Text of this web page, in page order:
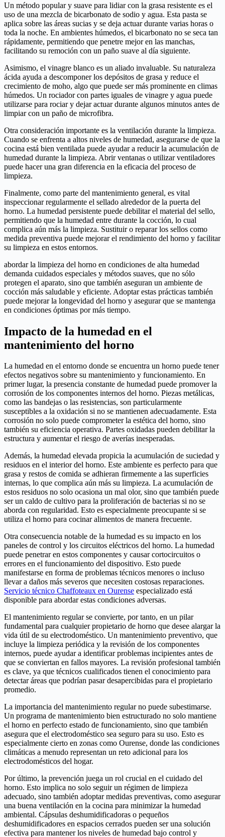
Un método popular y suave para lidiar con la grasa resistente es el
uso de una mezcla de bicarbonato de sodio y agua. Esta pasta se
aplica sobre las áreas sucias y se deja actuar durante varias horas o
toda la noche. En ambientes húmedos, el bicarbonato no se seca tan
rápidamente, permitiendo que penetre mejor en las manchas,
facilitando su remoción con un paño suave al día siguiente.
Asimismo, el vinagre blanco es un aliado invaluable. Su naturaleza
ácida ayuda a descomponer los depósitos de grasa y reduce el
crecimiento de moho, algo que puede ser más prominente en climas
húmedos. Un rociador con partes iguales de vinagre y agua puede
utilizarse para rociar y dejar actuar durante algunos minutos antes de
limpiar con un paño de microfibra.
Otra consideración importante es la ventilación durante la limpieza.
Cuando se enfrenta a altos niveles de humedad, asegurarse de que la
cocina está bien ventilada puede ayudar a reducir la acumulación de
humedad durante la limpieza. Abrir ventanas o utilizar ventiladores
puede hacer una gran diferencia en la eficacia del proceso de
limpieza.
Finalmente, como parte del mantenimiento general, es vital
inspeccionar regularmente el sellado alrededor de la puerta del
horno. La humedad persistente puede debilitar el material del sello,
permitiendo que la humedad entre durante la cocción, lo cual
complica aún más la limpieza. Sustituir o reparar los sellos como
medida preventiva puede mejorar el rendimiento del horno y facilitar
su limpieza en estos entornos.
abordar la limpieza del horno en condiciones de alta humedad
demanda cuidados especiales y métodos suaves, que no sólo
protegen el aparato, sino que también aseguran un ambiente de
cocción más saludable y eficiente. Adoptar estas prácticas también
puede mejorar la longevidad del horno y asegurar que se mantenga
en condiciones óptimas por más tiempo.
Impacto de la humedad en el
mantenimiento del horno
La humedad en el entorno donde se encuentra un horno puede tener
efectos negativos sobre su mantenimiento y funcionamiento. En
primer lugar, la presencia constante de humedad puede promover la
corrosión de los componentes internos del horno. Piezas metálicas,
como las bandejas o las resistencias, son particularmente
susceptibles a la oxidación si no se mantienen adecuadamente. Esta
corrosión no solo puede comprometer la estética del horno, sino
también su eficiencia operativa. Partes oxidadas pueden debilitar la
estructura y aumentar el riesgo de averías inesperadas.
Además, la humedad elevada propicia la acumulación de suciedad y
residuos en el interior del horno. Este ambiente es perfecto para que
grasa y restos de comida se adhieran firmemente a las superficies
internas, lo que complica aún más su limpieza. La acumulación de
estos residuos no solo ocasiona un mal olor, sino que también puede
ser un caldo de cultivo para la proliferación de bacterias si no se
aborda con regularidad. Esto es especialmente preocupante si se
utiliza el horno para cocinar alimentos de manera frecuente.
Otra consecuencia notable de la humedad es su impacto en los
paneles de control y los circuitos eléctricos del horno. La humedad
puede penetrar en estos componentes y causar cortocircuitos o
errores en el funcionamiento del dispositivo. Esto puede
manifestarse en forma de problemas técnicos menores o incluso
llevar a daños más severos que necesiten costosas reparaciones.
Servicio técnico Chaffoteaux en Ourense especializado está
disponible para abordar estas condiciones adversas.
El mantenimiento regular se convierte, por tanto, en un pilar
fundamental para cualquier propietario de horno que desee alargar la
vida útil de su electrodoméstico. Un mantenimiento preventivo, que
incluye la limpieza periódica y la revisión de los componentes
internos, puede ayudar a identificar problemas incipientes antes de
que se conviertan en fallos mayores. La revisión profesional también
es clave, ya que técnicos cualificados tienen el conocimiento para
detectar áreas que podrían pasar desapercibidas para el propietario
promedio.
La importancia del mantenimiento regular no puede subestimarse.
Un programa de mantenimiento bien estructurado no solo mantiene
el horno en perfecto estado de funcionamiento, sino que también
asegura que el electrodoméstico sea seguro para su uso. Esto es
especialmente cierto en zonas como Ourense, donde las condiciones
climáticas a menudo representan un reto adicional para los
electrodomésticos del hogar.
Por último, la prevención juega un rol crucial en el cuidado del
horno. Esto implica no solo seguir un régimen de limpieza
adecuado, sino también adoptar medidas preventivas, como asegurar
una buena ventilación en la cocina para minimizar la humedad
ambiental. Cápsulas deshumidificadoras o pequeños
deshumidificadores en espacios cerrados pueden ser una solución
efectiva para mantener los niveles de humedad bajo control y